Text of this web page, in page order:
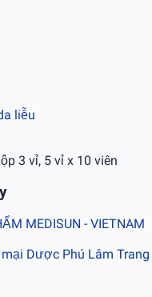
liễu
3 vỉ, 5 vỉ x 10 viên
MEDISUN - VIETNAM
Dược Phú Lâm Trang